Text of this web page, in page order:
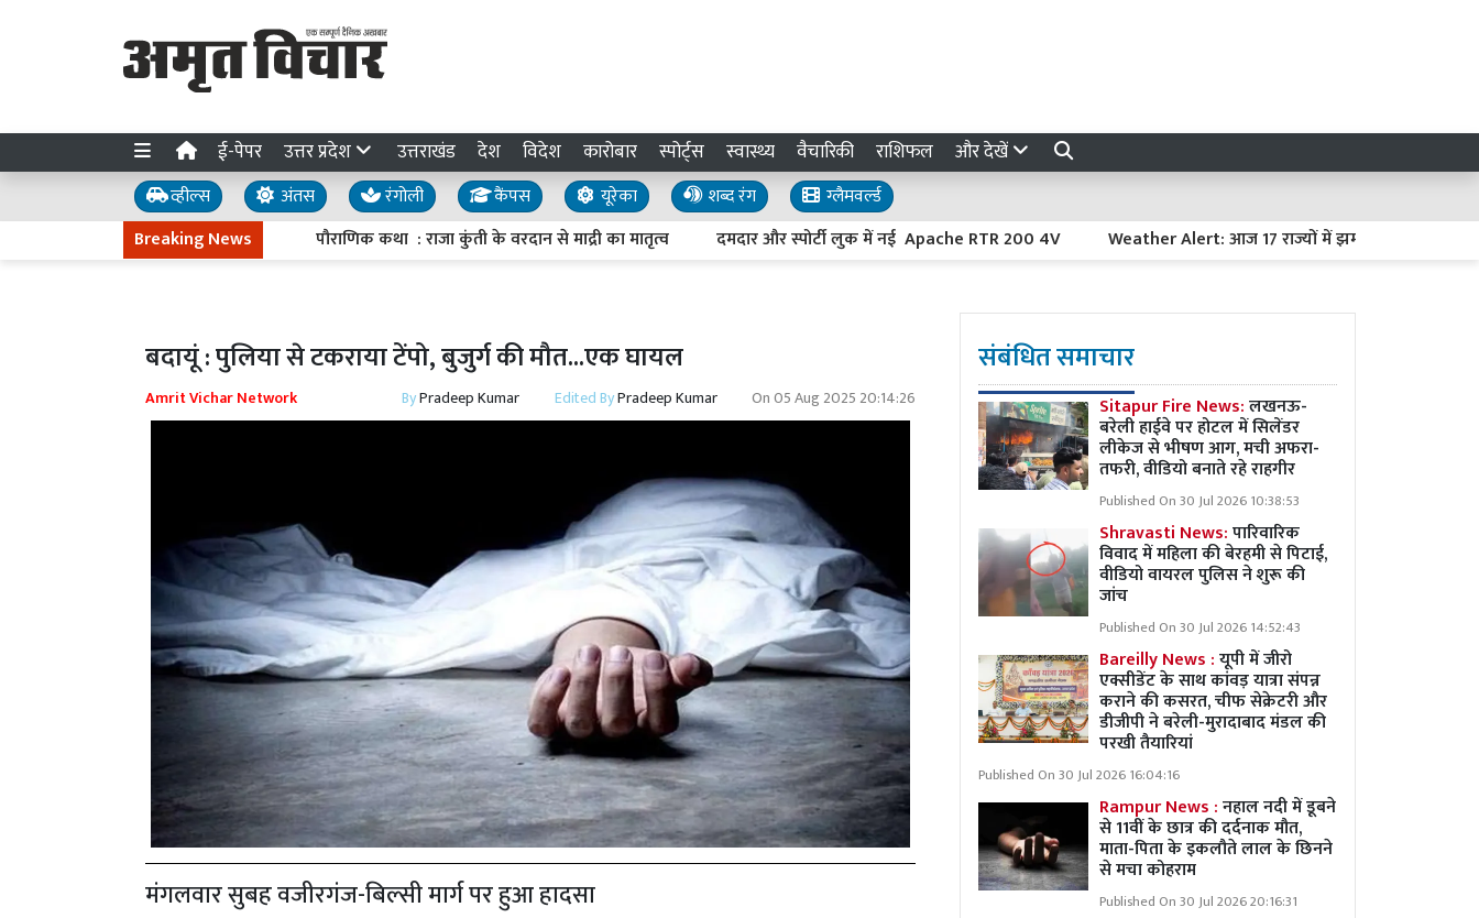
ई-पेपर उत्तर प्रदेश उत्तराखंड देश विदेश कारोबार स्पोर्ट्स स्वास्थ्य वैचारिकी राशिफल और देखें
व्हील्स अंतस रंगोली कैंपस यूरेका शब्द रंग
ग्लैमवर्ल्ड
Breaking News
पौराणिक कथा : राजा कुंती के वरदान से माद्री का मातृत्व दमदार और स्पोर्टी लुक में नई Apache RTR 200 4V Weather Alert: आज 17 राज्यों में झमाझम बारिश का अलर्ट,
बदायूं : पुलिया से टकराया टेंपो, बुजुर्ग की मौत...एक घायल
Amrit Vichar Network ByPradeep Kumar Edited ByPradeep Kumar On05 Aug 2025 20:14:26
मंगलवार सुबह वजीरगंज-बिल्सी मार्ग पर हुआ हादसा
संबंधित समाचार
Sitapur Fire News:लखनऊ-
बरेली हाईवे पर होटल में सिलेंडर
लीकेज से भीषण आग, मची अफरा-
तफरी, वीडियो बनाते रहे राहगीर
Published On 30 Jul 2026 10:38:53
Shravasti News:पारिवारिक
विवाद में महिला की बेरहमी से पिटाई,
वीडियो वायरल पुलिस ने शुरू की
जांच
Published On 30 Jul 2026 14:52:43
Bareilly News :यूपी में जीरो
एक्सीडेंट के साथ कांवड़ यात्रा संपन्न
कराने की कसरत, चीफ सेक्रेटरी और
डीजीपी ने बरेली-मुरादाबाद मंडल की
परखी तैयारियां
Published On 30 Jul 2026 16:04:16
Rampur News :नहाल नदी में डूबने
से 11वीं के छात्र की दर्दनाक मौत,
माता-पिता के इकलौते लाल के छिनने
से मचा कोहराम
Published On 30 Jul 2026 20:16:31